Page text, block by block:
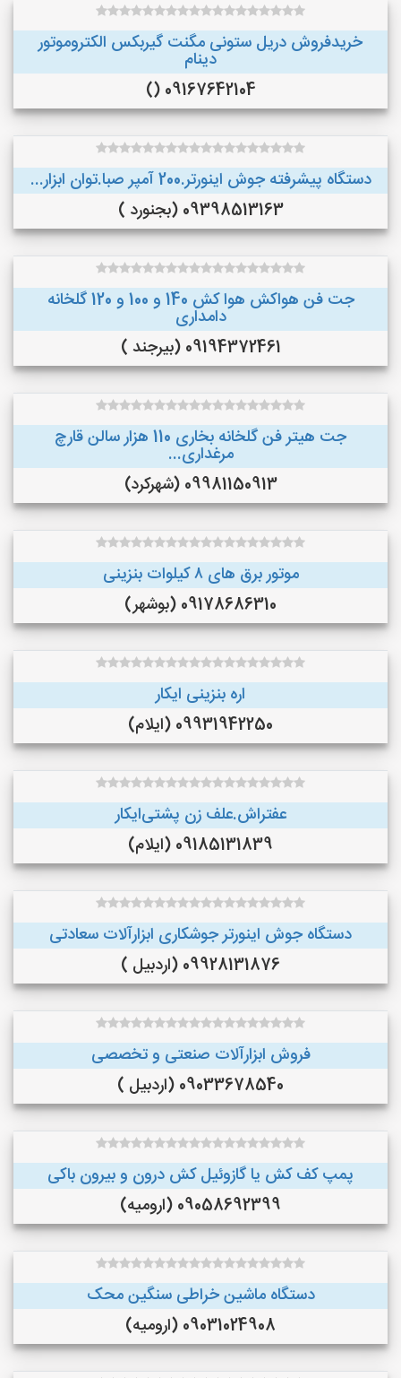
خریدفروش دریل ستونی مگنت گیربکس الکتروموتور
دینام
09167642104 ()
دستگاه پیشرفته جوش اینورتر.200 آمپر صبا.توان ابزار...
09398513163 (بجنورد )
جت فن هواکش هوا کش 140 و 100 و 120 گلخانه
دامداری
09194372461 (بیرجند )
جت هیتر فن گلخانه بخاری 110 هزار سالن قارچ
مرغداری...
09981150913 (شهرکرد)
موتور برق های ٨ کیلوات بنزینی
09178686310 (بوشهر)
اره بنزینی ایکار
09931942250 (ایلام)
عفتراش.علف زن پشتی‌ایکار
09185131839 (ایلام)
دستگاه جوش اینورتر جوشکاری ابزارآلات سعادتی
09928131876 (اردبیل )
فروش ابزارآلات صنعتی و تخصصی
09033678540 (اردبیل )
پمپ کف کش یا گازوئیل کش درون و بیرون باکی
09058692399 (ارومیه)
دستگاه ماشین خراطی سنگین محک
09031024908 (ارومیه)